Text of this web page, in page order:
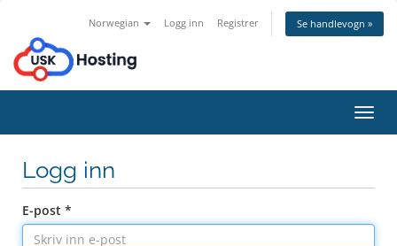
Norwegian Logg inn Registrer Se handlevogn »
Bytt
Logg inn
E-post *